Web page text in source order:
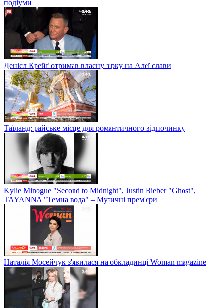
подіуми
Денієл Крейґ отримав власну зірку на Алеї слави
Таїланд: райське місце для романтичного відпочинку
Kylie Minogue "Second to Midnight", Justin Bieber "Ghost",
TAYANNA "Темна вода" – Музичні прем'єри
Наталія Мосейчук з'явилася на обкладинці Woman magazine